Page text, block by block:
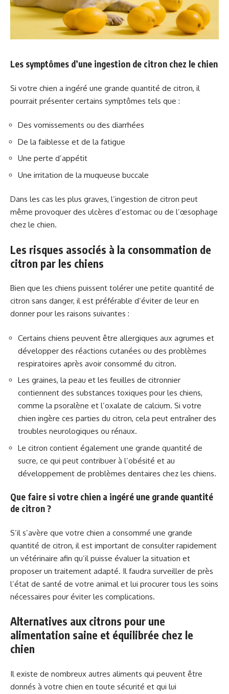
Les symptômes d’une ingestion de citron chez le chien
Si votre chien a ingéré une grande quantité de citron, il
pourrait présenter certains symptômes tels que :
Des vomissements ou des diarrhées
De la faiblesse et de la fatigue
Une perte d’appétit
Une irritation de la muqueuse buccale
Dans les cas les plus graves, l’ingestion de citron peut
même provoquer des ulcères d’estomac ou de l’œsophage
chez le chien.
Les risques associés à la consommation de
citron par les chiens
Bien que les chiens puissent tolérer une petite quantité de
citron sans danger, il est préférable d’éviter de leur en
donner pour les raisons suivantes :
Certains chiens peuvent être allergiques aux agrumes et
développer des réactions cutanées ou des problèmes
respiratoires après avoir consommé du citron.
Les graines, la peau et les feuilles de citronnier
contiennent des substances toxiques pour les chiens,
comme la psoralène et l’oxalate de calcium. Si votre
chien ingère ces parties du citron, cela peut entraîner des
troubles neurologiques ou rénaux.
Le citron contient également une grande quantité de
sucre, ce qui peut contribuer à l’obésité et au
développement de problèmes dentaires chez les chiens.
Que faire si votre chien a ingéré une grande quantité
de citron ?
S’il s’avère que votre chien a consommé une grande
quantité de citron, il est important de consulter rapidement
un vétérinaire afin qu’il puisse évaluer la situation et
proposer un traitement adapté. Il faudra surveiller de près
l’état de santé de votre animal et lui procurer tous les soins
nécessaires pour éviter les complications.
Alternatives aux citrons pour une
alimentation saine et équilibrée chez le
chien
Il existe de nombreux autres aliments qui peuvent être
donnés à votre chien en toute sécurité et qui lui